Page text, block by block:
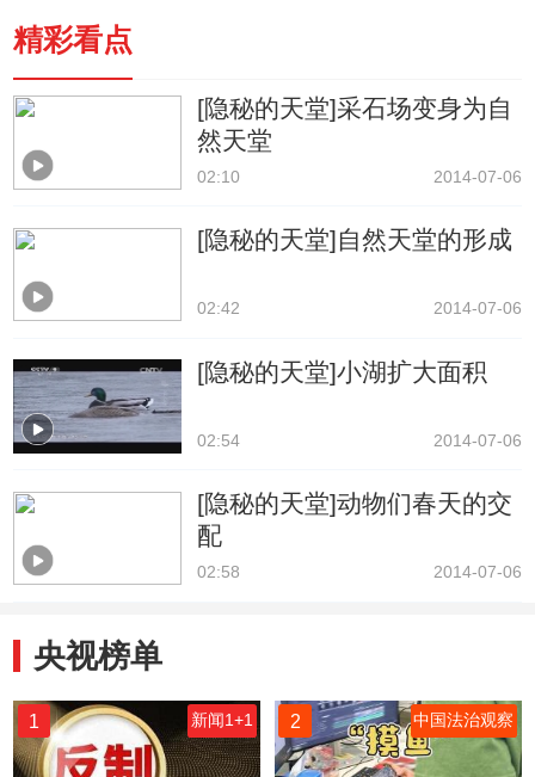
精彩看点
[隐秘的天堂]采石场变身为自
然天堂
02:10 2014-07-06
[隐秘的天堂]自然天堂的形成
02:42 2014-07-06
[隐秘的天堂]小湖扩大面积
02:54 2014-07-06
[隐秘的天堂]动物们春天的交
配
02:58 2014-07-06
央视榜单
1 新闻1+1 2 中国法治观察